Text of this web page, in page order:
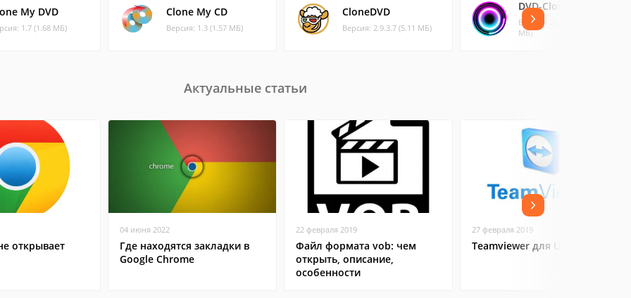
My DVD
1.7 (1.68 МБ)
Clone My CD
Версия: 1.3 (1.57 МБ)
CloneDVD
Версия: 2.9.3.7 (5.11 МБ)
DVD-Cloner
Версия: 20.20.14 (78.23
МБ)
Актуальные статьи
открывает
04 июня 2022
Где находятся закладки в
Google Chrome
22 февраля 2019
Файл формата vob: чем
открыть, описание,
особенности
27 февраля 2019
Teamviewer для Ubuntu